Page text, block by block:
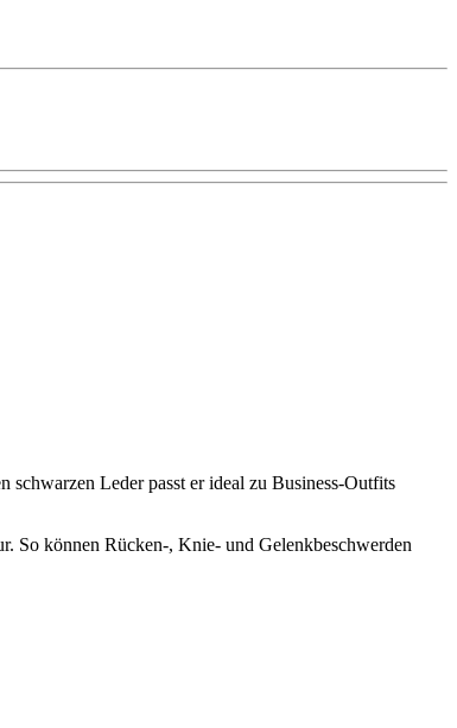
schwarzen Leder passt er ideal zu Business-Outfits
So können Rücken-, Knie- und Gelenkbeschwerden